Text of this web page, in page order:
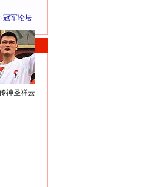
冠军论坛
神圣祥云